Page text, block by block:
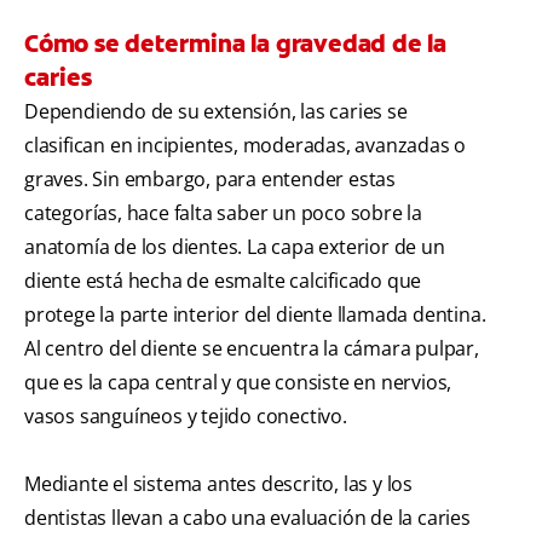
Cómo se determina la gravedad de la
caries
Dependiendo de su extensión, las caries se
clasifican en incipientes, moderadas, avanzadas o
graves. Sin embargo, para entender estas
categorías, hace falta saber un poco sobre la
anatomía de los dientes. La capa exterior de un
diente está hecha de esmalte calcificado que
protege la parte interior del diente llamada dentina.
Al centro del diente se encuentra la cámara pulpar,
que es la capa central y que consiste en nervios,
vasos sanguíneos y tejido conectivo.
Mediante el sistema antes descrito, las y los
dentistas llevan a cabo una evaluación de la caries